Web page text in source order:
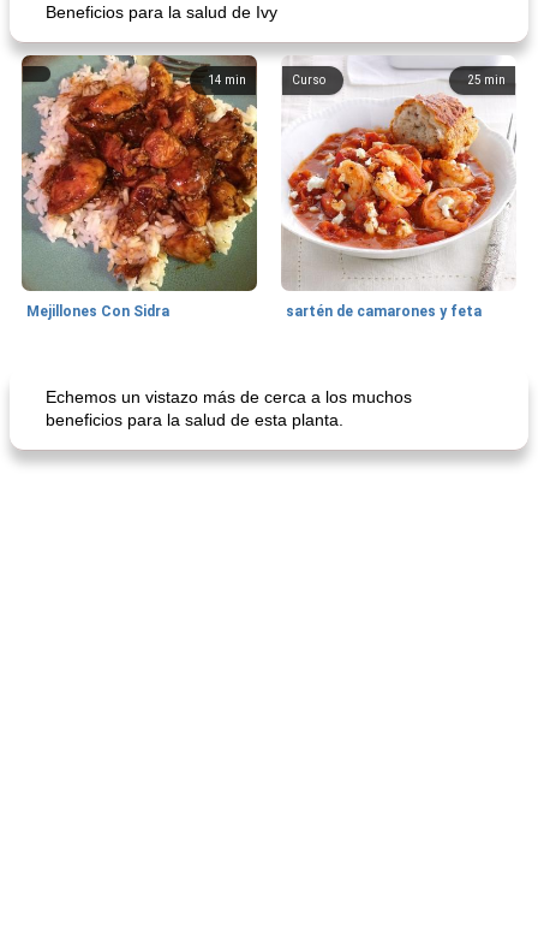
Beneficios para la salud de Ivy
14 min
Mejillones Con Sidra
25 min
Curso
sartén de camarones y feta
Echemos un vistazo más de cerca a los muchos
beneficios para la salud de esta planta.